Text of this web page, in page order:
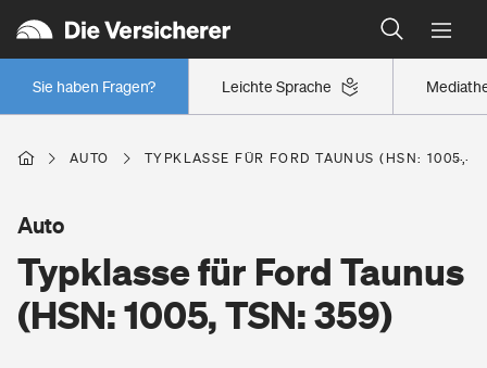
Leichte Sprache
Sie haben Fragen?
Wer versichert was: Jetzt Versicherer finden
Regionalklassen: So ist Ihre Region eingestuft
Wer versichert was: Jetzt Versicherer finden
Berufsunfähigkeitsversicherung
Erwerbsunfähigkeitsversicherung
Wohnen
AUTO TYPKLASSE FÜR FORD TAUNUS (HSN: 1005,
Typklasse für Ford Taunus
(HSN: 1005, TSN: 359)
Auto